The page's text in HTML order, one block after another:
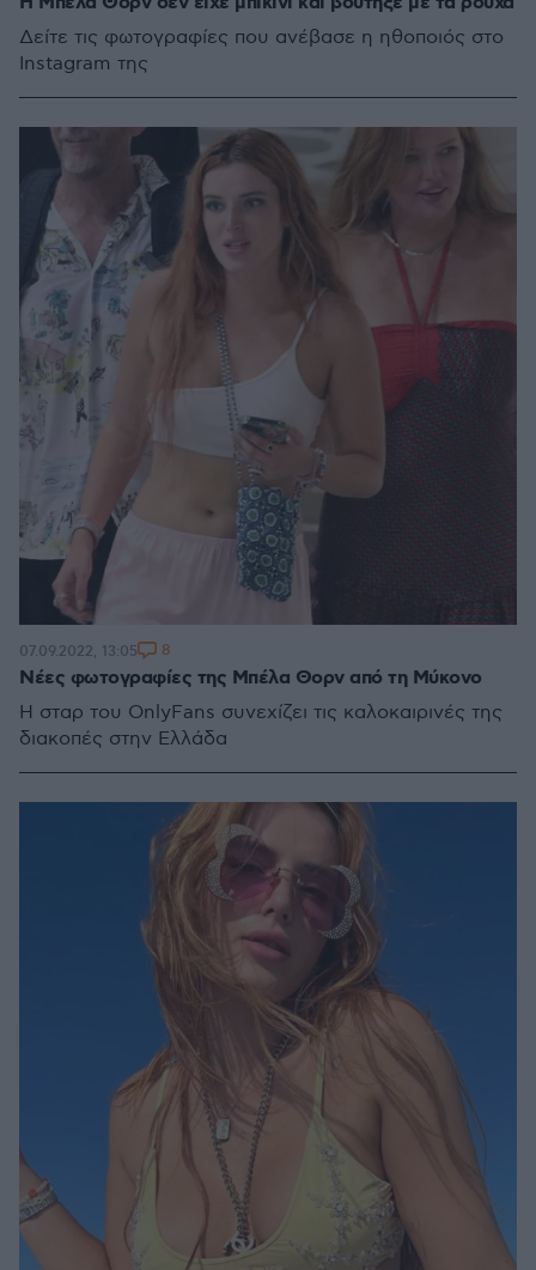
Δείτε τις φωτογραφίες που ανέβασε η ηθοποιός στο
Instagram της
Νέες φωτογραφίες της Μπέλα Θορν από τη Μύκονο
Η σταρ του OnlyFans συνεχίζει τις καλοκαιρινές της
διακοπές στην Ελλάδα
07.09.2022, 13:05 8